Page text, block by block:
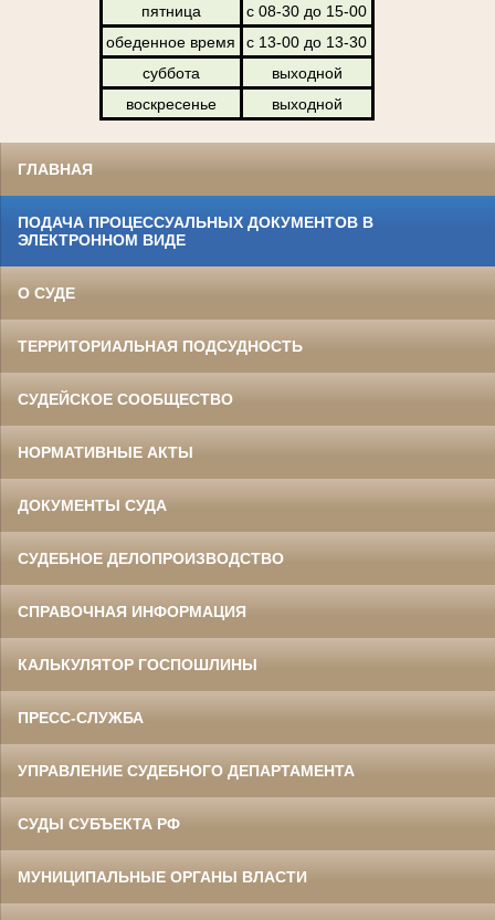
пятница
с 08-30 до 15-00
обеденное время
с 13-00 до 13-30
суббота
выходной
воскресенье
выходной
ГЛАВНАЯ
ПОДАЧА ПРОЦЕССУАЛЬНЫХ ДОКУМЕНТОВ В
ЭЛЕКТРОННОМ ВИДЕ
О СУДЕ
ТЕРРИТОРИАЛЬНАЯ ПОДСУДНОСТЬ
СУДЕЙСКОЕ СООБЩЕСТВО
НОРМАТИВНЫЕ АКТЫ
ДОКУМЕНТЫ СУДА
СУДЕБНОЕ ДЕЛОПРОИЗВОДСТВО
СПРАВОЧНАЯ ИНФОРМАЦИЯ
КАЛЬКУЛЯТОР ГОСПОШЛИНЫ
ПРЕСС-СЛУЖБА
УПРАВЛЕНИЕ СУДЕБНОГО ДЕПАРТАМЕНТА
СУДЫ СУБЪЕКТА РФ
МУНИЦИПАЛЬНЫЕ ОРГАНЫ ВЛАСТИ